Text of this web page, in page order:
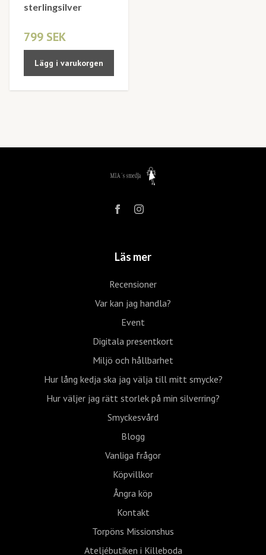
sterlingsilver
799 SEK
Lägg i varukorgen
Läs mer
Recensioner
Var kan jag handla?
Event
Digitala presentkort
Miljö och hållbarhet
Hur lång kedja ska jag välja till mitt smycke?
Hur väljer jag rätt storlek på min silverring?
Smyckesvård
Blogg
Vanliga frågor
Köpvillkor
Ångra köp
Kontakt
Torpöns Missionshus
Ateljébutiken i Killeboda